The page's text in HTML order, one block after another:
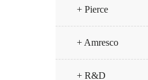
+ Pierce
+ Amresco
+ R&D